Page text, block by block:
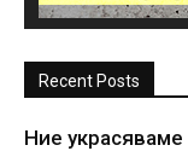
Recent Posts
Ние